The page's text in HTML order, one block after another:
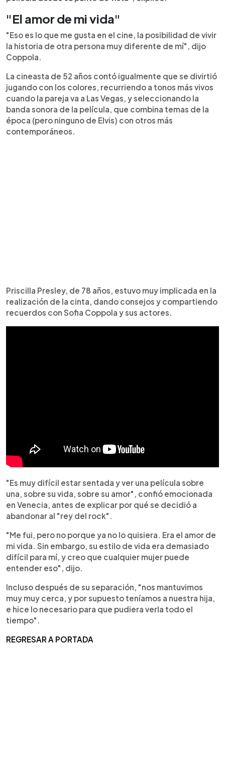
"El amor de mi vida"
"Eso es lo que me gusta en el cine, la posibilidad de vivir
la historia de otra persona muy diferente de mí", dijo
Coppola.
La cineasta de 52 años contó igualmente que se divirtió
jugando con los colores, recurriendo a tonos más vivos
cuando la pareja va a Las Vegas, y seleccionando la
banda sonora de la película, que combina temas de la
época (pero ninguno de Elvis) con otros más
contemporáneos.
Priscilla Presley, de 78 años, estuvo muy implicada en la
realización de la cinta, dando consejos y compartiendo
recuerdos con Sofia Coppola y sus actores.
"Es muy difícil estar sentada y ver una película sobre
una, sobre su vida, sobre su amor", confió emocionada
en Venecia, antes de explicar por qué se decidió a
abandonar al "rey del rock".
"Me fui, pero no porque ya no lo quisiera. Era el amor de
mi vida. Sin embargo, su estilo de vida era demasiado
difícil para mí, y creo que cualquier mujer puede
entender eso", dijo.
Incluso después de su separación, "nos mantuvimos
muy muy cerca, y por supuesto teníamos a nuestra hija,
e hice lo necesario para que pudiera verla todo el
tiempo".
REGRESAR A PORTADA